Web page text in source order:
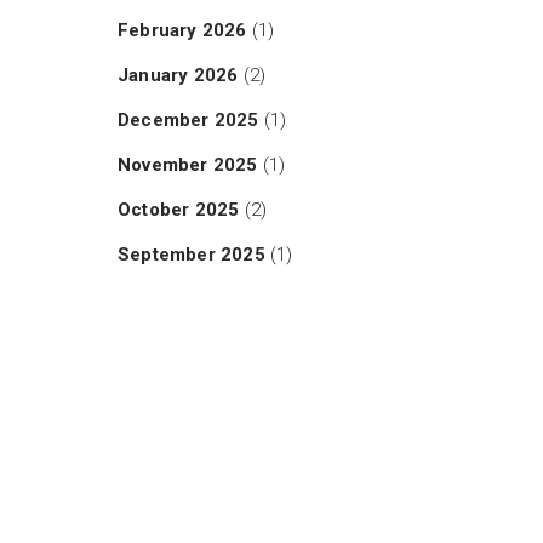
February 2026 (1)
January 2026 (2)
December 2025 (1)
November 2025 (1)
October 2025 (2)
September 2025 (1)